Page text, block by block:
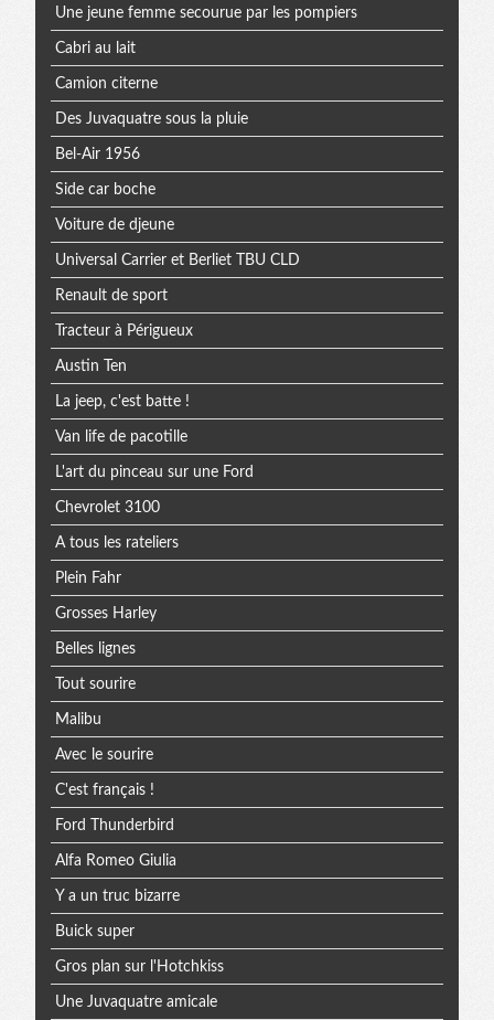
Une jeune femme secourue par les pompiers
Cabri au lait
Camion citerne
Des Juvaquatre sous la pluie
Bel-Air 1956
Side car boche
Voiture de djeune
Universal Carrier et Berliet TBU CLD
Renault de sport
Tracteur à Périgueux
Austin Ten
La jeep, c'est batte !
Van life de pacotille
L'art du pinceau sur une Ford
Chevrolet 3100
A tous les rateliers
Plein Fahr
Grosses Harley
Belles lignes
Tout sourire
Malibu
Avec le sourire
C'est français !
Ford Thunderbird
Alfa Romeo Giulia
Y a un truc bizarre
Buick super
Gros plan sur l'Hotchkiss
Une Juvaquatre amicale